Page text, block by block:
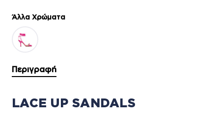
Άλλα Xρώματα
Περιγραφή
LACE UP SANDALS